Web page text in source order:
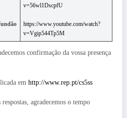
v=56wl1DscpfU
https://www.youtube.com/watch?
v=Vgip544Tp5M
confirmação da vossa presença
em http://www.rep.pt/cs5ss
agradecemos o tempo